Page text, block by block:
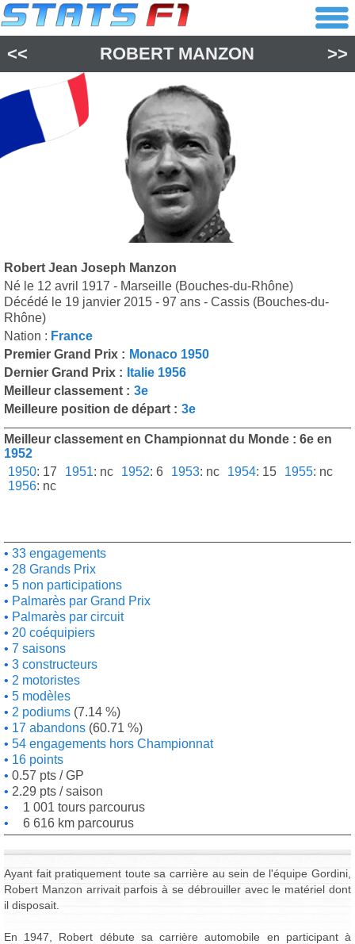
<< ROBERT MANZON >>
Robert Jean Joseph Manzon
Né le 12 avril 1917 - Marseille (Bouches-du-Rhône)
Décédé le 19 janvier 2015 - 97 ans - Cassis (Bouches-du-
Rhône)
Nation : France
Premier Grand Prix : Monaco 1950
Dernier Grand Prix : Italie 1956
Meilleur classement : 3e
Meilleure position de départ : 3e
Meilleur classement en Championnat du Monde : 6e en
1952
1950: 17 1951: nc 1952: 6 1953: nc 1954: 15 1955: nc
1956: nc
33 engagements
28 Grands Prix
5 non participations
Palmarès par Grand Prix
Palmarès par circuit
20 coéquipiers
7 saisons
3 constructeurs
2 motoristes
5 modèles
2 podiums (7.14 %)
17 abandons (60.71 %)
54 engagements hors Championnat
16 points
0.57 pts / GP
2.29 pts / saison
1 001 tours parcourus
6 616 km parcourus
Ayant fait pratiquement toute sa carrière au sein de l'équipe Gordini,
Robert Manzon arrivait parfois à se débrouiller avec le matériel dont
il disposait.
En 1947, Robert débute sa carrière automobile en participant à